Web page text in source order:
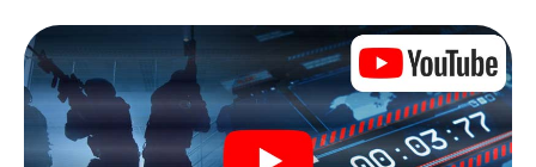
zit je niet opgesloten in een kamer waaruit je jezelf binnen
een bepaald tijdvenster moet bevrijden. Met deze
speurtocht met een smartphone wordt heel Westerland
jouw speelveld! De technische voorwaarden voor jouw
avontuur in Westerland zijn een smartphone en toegang
tot het mobiel internet. Met één klik krijg jij toegang tot